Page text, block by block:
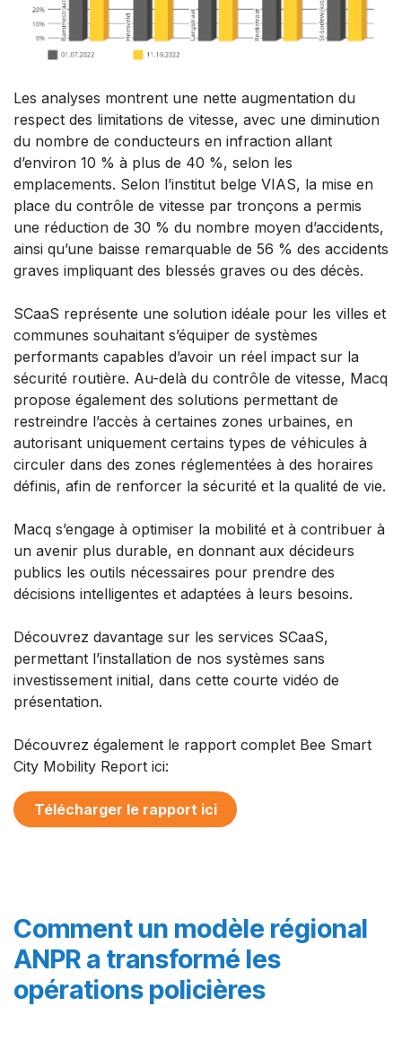
Les analyses montrent une nette augmentation du
respect des limitations de vitesse, avec une diminution
du nombre de conducteurs en infraction allant
d’environ 10 % à plus de 40 %, selon les
emplacements. Selon l’institut belge VIAS, la mise en
place du contrôle de vitesse par tronçons a permis
une réduction de 30 % du nombre moyen d’accidents,
ainsi qu’une baisse remarquable de 56 % des accidents
graves impliquant des blessés graves ou des décès.
SCaaS représente une solution idéale pour les villes et
communes souhaitant s’équiper de systèmes
performants capables d’avoir un réel impact sur la
sécurité routière. Au-delà du contrôle de vitesse, Macq
propose également des solutions permettant de
restreindre l’accès à certaines zones urbaines, en
autorisant uniquement certains types de véhicules à
circuler dans des zones réglementées à des horaires
définis, afin de renforcer la sécurité et la qualité de vie.
Macq s’engage à optimiser la mobilité et à contribuer à
un avenir plus durable, en donnant aux décideurs
publics les outils nécessaires pour prendre des
décisions intelligentes et adaptées à leurs besoins.​
Découvrez davantage sur les services SCaaS,
permettant l’installation de nos systèmes sans
investissement initial, dans cette courte vidéo de
présentation.
Découvrez également le rapport complet Bee Smart
City Mobility Report ici:
Télécharger le rapport ici
Comment un modèle régional
ANPR a transformé les
opérations policières